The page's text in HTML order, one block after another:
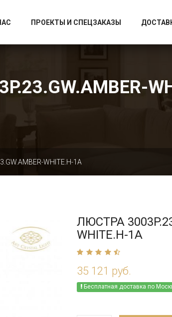
ПРОЕКТЫ И СПЕЦЗАКАЗЫ
WHITE.H-1A
ЛЮСТРА
WHITE.H-1A
35 121 руб.
Бесплатная доставка по